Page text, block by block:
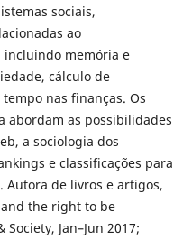
sociais,
ao
incluindo memória e
cálculo de
nas finanças. Os
abordam as possibilidades
a sociologia dos
e classificações para
Autora de livros e artigos,
the right to be
Jan–Jun 2017;